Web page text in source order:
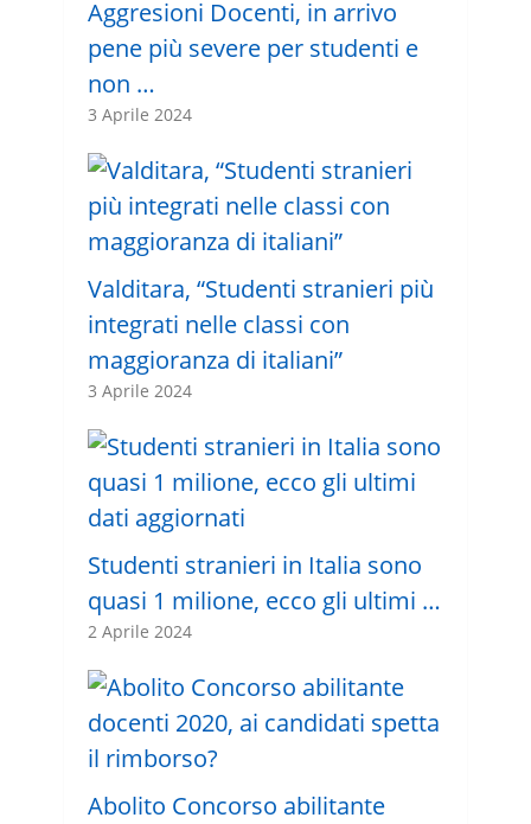
Aggresioni Docenti, in arrivo
pene più severe per studenti e
non …
3 Aprile 2024
Valditara, “Studenti stranieri più
integrati nelle classi con
maggioranza di italiani”
3 Aprile 2024
Studenti stranieri in Italia sono
quasi 1 milione, ecco gli ultimi …
2 Aprile 2024
Abolito Concorso abilitante